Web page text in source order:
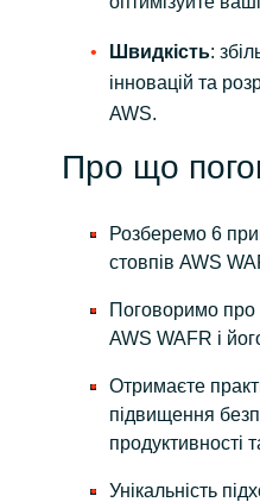
Про що
Швидкість:
інновацій та
AWS.
Розберемо 6
стовпів AWS
Поговоримо про
AWS WAFR і
Отримаєте
підвищення
продуктивності
Унікальність